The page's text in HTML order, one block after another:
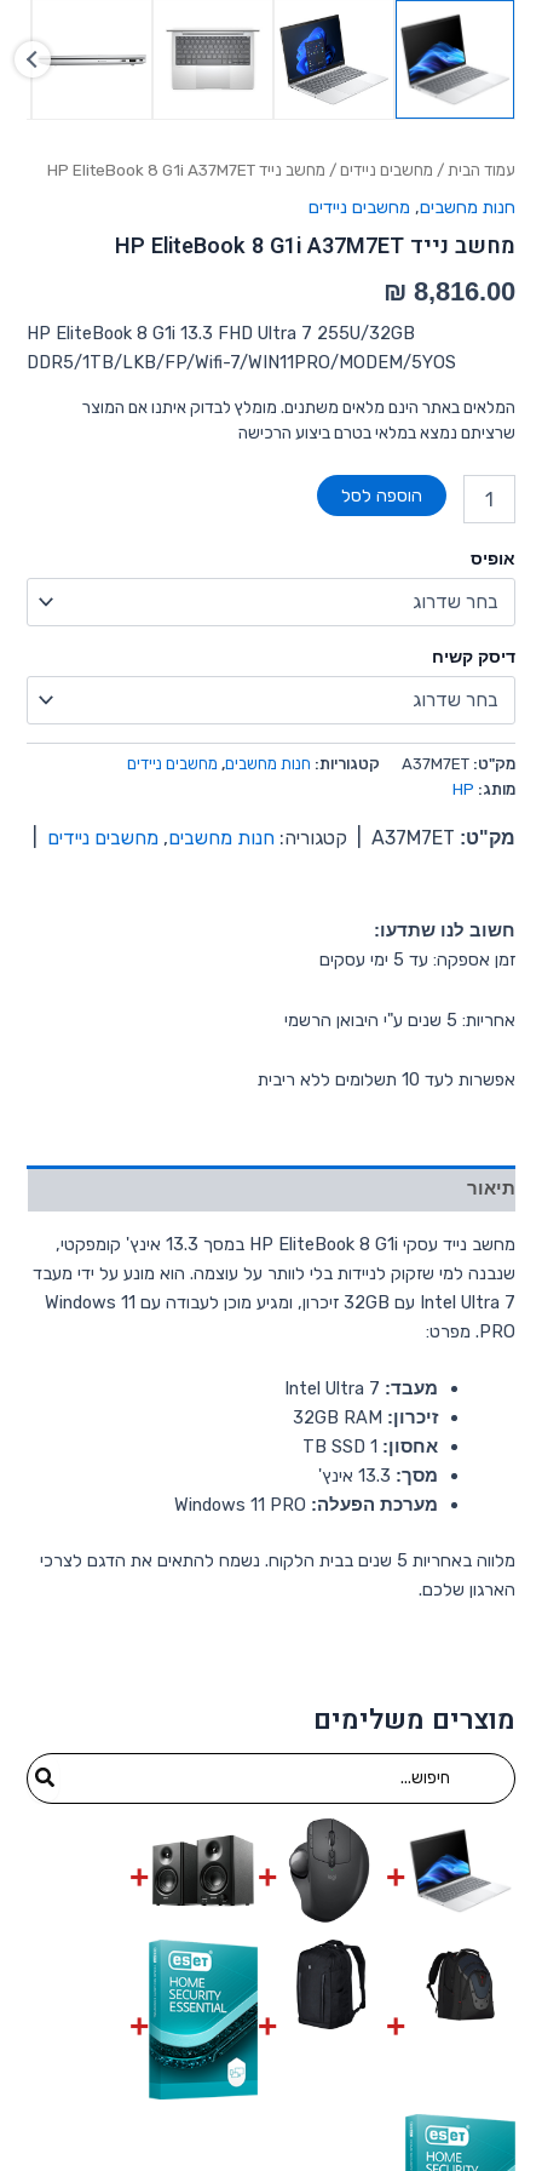
עמוד הבית / מחשבים ניידים/ מחשב נייד HP EliteBook 8 G1i A37M7ET
חנות מחשבים, מחשבים ניידים
מחשב נייד HP EliteBook 8 G1i A37M7ET
‏8,816.00 ₪
HP EliteBook 8 G1i 13.3 FHD Ultra 7 255U/32GB
DDR5/1TB/LKB/FP/Wifi-7/WIN11PRO/MODEM/5YOS
המלאים באתר הינם מלאים משתנים. מומלץ לבדוק איתנו אם המוצר
שרציתם נמצא במלאי בטרם ביצוע הרכישה
הוספה לסל
אופיס
דיסק קשיח
מק"ט:A37M7ET קטגוריות: חנות מחשבים, מחשבים ניידים
מותג: HP
מק"ט: קטגוריה:חנות מחשבים,מחשבים ניידים
חשוב לנו שתדעו:
זמן אספקה: עד 5 ימי עסקים
אחריות: 5 שנים ע"י היבואן הרשמי
אפשרות לעד 10 תשלומים ללא ריבית
תיאור
מחשב נייד עסקי HP EliteBook 8 G1i במסך 13.3 אינץ' קומפקטי,
שנבנה למי שזקוק לניידות בלי לוותר על עוצמה. הוא מונע על ידי מעבד
Intel Ultra 7 עם 32GB זיכרון, ומגיע מוכן לעבודה עם Windows 11
PRO. מפרט:
מעבד:
זיכרון:
אחסון:
מסך:
מערכת הפעלה:
מלווה באחריות 5 שנים בבית הלקוח. נשמח להתאים את הדגם לצרכי
הארגון שלכם.
מוצרים משלימים
for: